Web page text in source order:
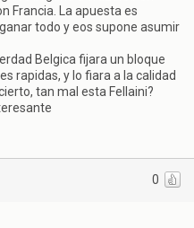
Francia. La apuesta es
todo y eos supone asumir
Belgica fijara un bloque
rapidas, y lo fiara a la calidad
tan mal esta Fellaini?
0